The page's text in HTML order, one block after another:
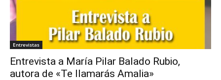
Entrevistas
Entrevista a María Pilar Balado Rubio,
autora de «Te llamarás Amalia»